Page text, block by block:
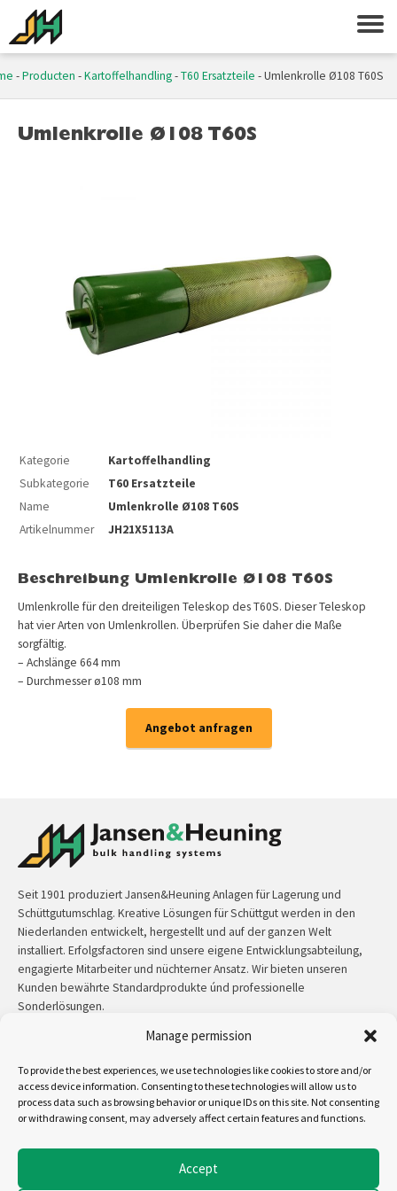
Manage permission
To provide the best experiences, we use technologies like cookies to store and/or
access device information. Consenting to these technologies will allow us to
process data such as browsing behavior or unique IDs on this site. Not consenting
or withdrawing consent, may adversely affect certain features and functions.
Accept
-Producten -Kartoffelhandling-T60 Ersatzteile -Umlenkrolle Ø108 T60S
Umlenkrolle Ø108 T60S
Kategorie
Kartoffelhandling
Subkategorie
T60 Ersatzteile
Name
Umlenkrolle Ø108 T60S
Artikelnummer
JH21X5113A
Beschreibung Umlenkrolle Ø108 T60S
Umlenkrolle für den dreiteiligen Teleskop des T60S. Dieser Teleskop
hat vier Arten von Umlenkrollen. Überprüfen Sie daher die Maße
sorgfältig.
– Achslänge 664 mm
– Durchmesser ø108 mm
Angebot anfragen
Seit 1901 produziert Jansen&Heuning Anlagen für Lagerung und
Schüttgutumschlag. Kreative Lösungen für Schüttgut werden in den
Niederlanden entwickelt, hergestellt und auf der ganzen Welt
installiert. Erfolgsfactoren sind unsere eigene Entwicklungsabteilung,
engagierte Mitarbeiter und nüchterner Ansatz. Wir bieten unseren
Kunden bewährte Standardprodukte únd professionelle
Sonderlösungen.
+31 (0)50 3126 448/sales@jh.nl
mehr lesen